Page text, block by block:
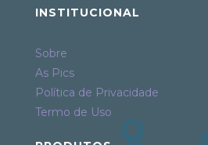
INSTITUCIONAL
Sobre
As Pics
Política de Privacidade
Termo de Uso